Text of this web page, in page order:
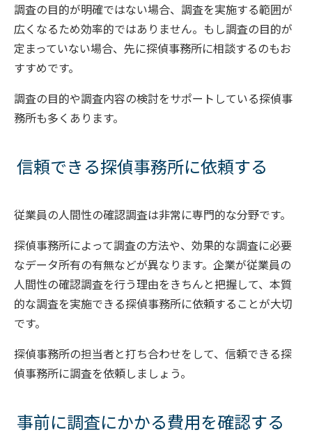
調査の目的が明確ではない場合、調査を実施する範囲が
広くなるため効率的ではありません。もし調査の目的が
定まっていない場合、先に探偵事務所に相談するのもお
すすめです。
調査の目的や調査内容の検討をサポートしている探偵事
務所も多くあります。
信頼できる探偵事務所に依頼する
従業員の人間性の確認調査は非常に専門的な分野です。
探偵事務所によって調査の方法や、効果的な調査に必要
なデータ所有の有無などが異なります。企業が従業員の
人間性の確認調査を行う理由をきちんと把握して、本質
的な調査を実施できる探偵事務所に依頼することが大切
です。
探偵事務所の担当者と打ち合わせをして、信頼できる探
偵事務所に調査を依頼しましょう。
事前に調査にかかる費用を確認する